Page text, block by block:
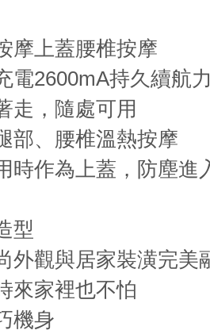
摩上蓋腰椎按摩
電2600mA持久續航
走，隨處可用
部、腰椎溫熱按摩
時作為上蓋，防塵進
型
外觀與居家裝潢完美
來家裡也不怕
機身